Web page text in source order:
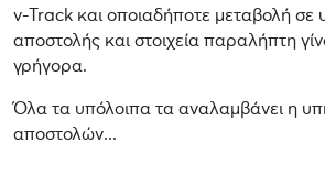
v-Track και οποιαδήποτε μεταβολή σε
αποστολής και στοιχεία παραλήπτη
γρήγορα.
Όλα τα υπόλοιπα τα αναλαμβάνει η
αποστολών...